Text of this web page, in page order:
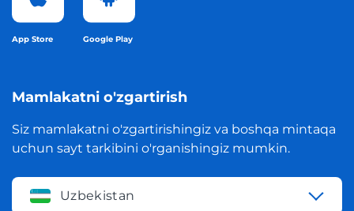
App Store Google Play
Mamlakatni o'zgartirish
Siz mamlakatni o'zgartirishingiz va boshqa mintaqa
uchun sayt tarkibini o'rganishingiz mumkin.
Uzbekistan